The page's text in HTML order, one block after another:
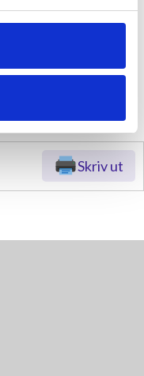
Skriv ut